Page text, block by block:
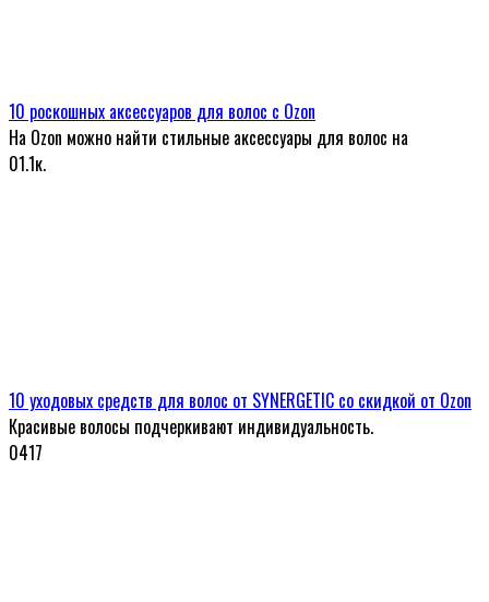
10 роскошных аксессуаров для волос с Ozon
На Ozon можно найти стильные аксессуары для волос на
01.1к.
10 уходовых средств для волос от SYNERGETIC со скидкой от Ozon
Красивые волосы подчеркивают индивидуальность.
0417